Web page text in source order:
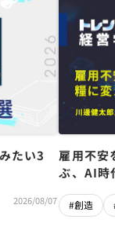
たい3
2026/08/07
雇用不
ぶ、AI時
#創造